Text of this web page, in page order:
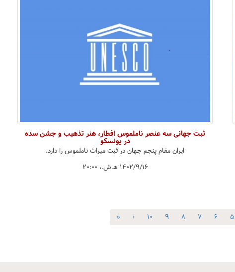
ثبت جهانی سه عنصر ناملموس افطار، هنر تذهیب و جشن سده
در یونسکو
ایران مقام پنجم جهان در ثبت میراث ناملموس را دارد.
۱۴۰۲/۹/۱۶ ه‍.ش.،‏ ۲۰:۰۰
۵ ۶ ۷ ۸ ۹ ۱۰ ›
»